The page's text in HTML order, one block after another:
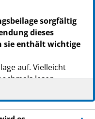
sorgfältig
dieses
sie enthält wichtige
auf. Vielleicht
lesen.
wenden Sie sich
Ihr Kind behandelt,